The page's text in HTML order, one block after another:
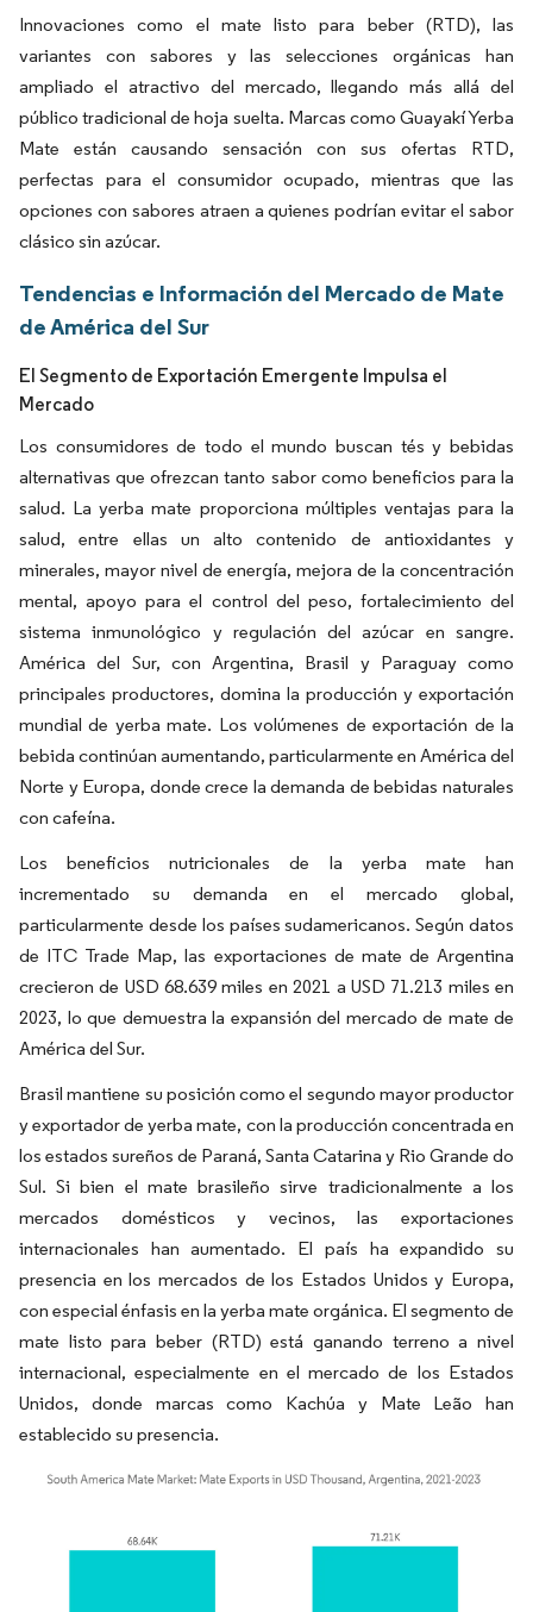
Innovaciones como el mate listo para beber (RTD), las
variantes con sabores y las selecciones orgánicas han
ampliado el atractivo del mercado, llegando más allá del
público tradicional de hoja suelta. Marcas como Guayakí Yerba
Mate están causando sensación con sus ofertas RTD,
perfectas para el consumidor ocupado, mientras que las
opciones con sabores atraen a quienes podrían evitar el sabor
clásico sin azúcar.
Tendencias e Información del Mercado de Mate
de América del Sur
El Segmento de Exportación Emergente Impulsa el
Mercado
Los consumidores de todo el mundo buscan tés y bebidas
alternativas que ofrezcan tanto sabor como beneficios para la
salud. La yerba mate proporciona múltiples ventajas para la
salud, entre ellas un alto contenido de antioxidantes y
minerales, mayor nivel de energía, mejora de la concentración
mental, apoyo para el control del peso, fortalecimiento del
sistema inmunológico y regulación del azúcar en sangre.
América del Sur, con Argentina, Brasil y Paraguay como
principales productores, domina la producción y exportación
mundial de yerba mate. Los volúmenes de exportación de la
bebida continúan aumentando, particularmente en América del
Norte y Europa, donde crece la demanda de bebidas naturales
con cafeína.
Los beneficios nutricionales de la yerba mate han
incrementado su demanda en el mercado global,
particularmente desde los países sudamericanos. Según datos
de ITC Trade Map, las exportaciones de mate de Argentina
crecieron de USD 68.639 miles en 2021 a USD 71.213 miles en
2023, lo que demuestra la expansión del mercado de mate de
América del Sur.
Brasil mantiene su posición como el segundo mayor productor
y exportador de yerba mate, con la producción concentrada en
los estados sureños de Paraná, Santa Catarina y Rio Grande do
Sul. Si bien el mate brasileño sirve tradicionalmente a los
mercados domésticos y vecinos, las exportaciones
internacionales han aumentado. El país ha expandido su
presencia en los mercados de los Estados Unidos y Europa,
con especial énfasis en la yerba mate orgánica. El segmento de
mate listo para beber (RTD) está ganando terreno a nivel
internacional, especialmente en el mercado de los Estados
Unidos, donde marcas como Kachúa y Mate Leão han
establecido su presencia.